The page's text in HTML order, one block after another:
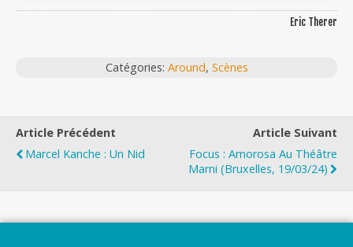
Eric Therer
Catégories: Around, Scènes
Article Précédent
Marcel Kanche : Un Nid
Article Suivant
Focus : Amorosa Au Théâtre
Marni (Bruxelles, 19/03/24)